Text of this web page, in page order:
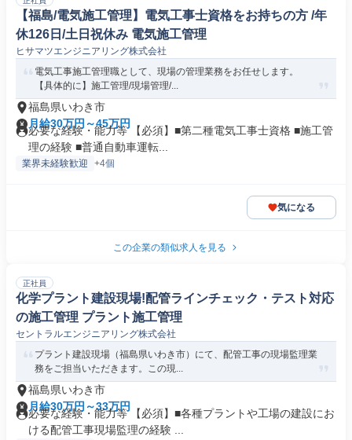
【福島/電気施工管理】電気工事士資格をお持ちの方 /年
休126日/土日祝休み 電気施工管理
ヒサマツエンジニアリング株式会社
電気工事施工管理職として、現場の管理業務をお任せします。
【具体的に】施工管理/現場管理/...
福島県いわき市
月給30万円～45万円
必要な経験・能力等 【必須】■第二種電気工事士資格 ■施工管
理の経験 ■普通自動車運転...
業界未経験歓迎 +4個
気になる
この企業の類似求人を見る
正社員
化学プラント建設現場!配管ラインチェック・テスト対応
の施工管理 プラント施工管理
セントラルエンジニアリング株式会社
プラント建設現場（福島県いわき市）にて、配管工事の現場監理業
務をご担当いただきます。この現...
福島県いわき市
月給30万円～33万円
必要な経験・能力等 【必須】■各種プラントや工場の建設にお
ける配管工事現場監理の経験 ...